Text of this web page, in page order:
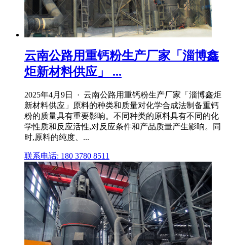
云南公路用重钙粉生产厂家「淄博鑫
炬新材料供应」 ...
2025年4月9日 · 云南公路用重钙粉生产厂家「淄博鑫炬
新材料供应」原料的种类和质量对化学合成法制备重钙
粉的质量具有重要影响。不同种类的原料具有不同的化
学性质和反应活性,对反应条件和产品质量产生影响。同
时,原料的纯度、...
联系电话: 180 3780 8511